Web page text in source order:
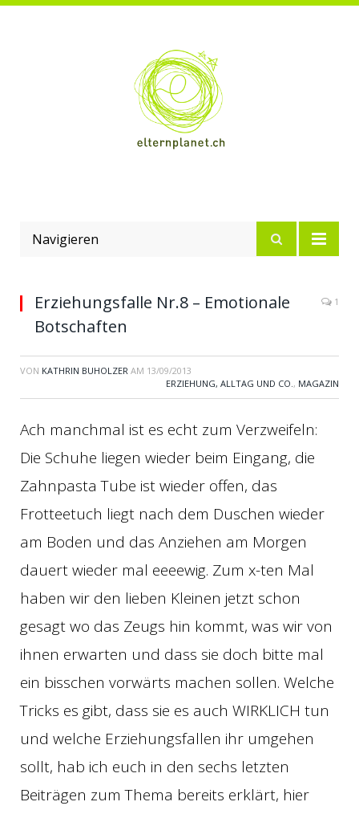
Navigieren
Erziehungsfalle Nr.8 – Emotionale
Botschaften
1
VON KATHRIN BUHOLZER AM 13/09/2013
ERZIEHUNG, ALLTAG UND CO., MAGAZIN
Ach manchmal ist es echt zum Verzweifeln:
Die Schuhe liegen wieder beim Eingang, die
Zahnpasta Tube ist wieder offen, das
Frotteetuch liegt nach dem Duschen wieder
am Boden und das Anziehen am Morgen
dauert wieder mal eeeewig. Zum x-ten Mal
haben wir den lieben Kleinen jetzt schon
gesagt wo das Zeugs hin kommt, was wir von
ihnen erwarten und dass sie doch bitte mal
ein bisschen vorwärts machen sollen. Welche
Tricks es gibt, dass sie es auch WIRKLICH tun
und welche Erziehungsfallen ihr umgehen
sollt, hab ich euch in den sechs letzten
Beiträgen zum Thema bereits erklärt, hier